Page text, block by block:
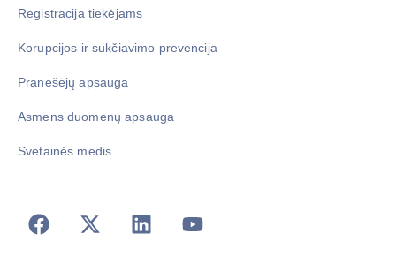
Registracija tiekėjams
Korupcijos ir sukčiavimo prevencija
Pranešėjų apsauga
Asmens duomenų apsauga
Svetainės medis